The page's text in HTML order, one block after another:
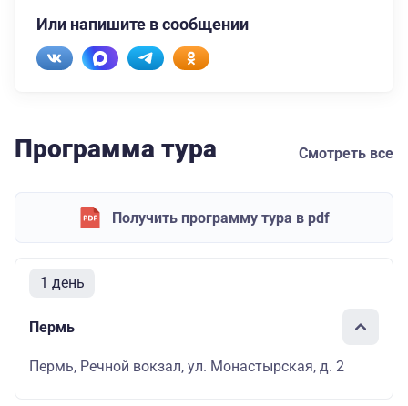
Или напишите в сообщении
Программа тура Смотреть все
Получить программу тура в pdf
1 день
Пермь
Пермь, Речной вокзал, ул. Монастырская, д. 2